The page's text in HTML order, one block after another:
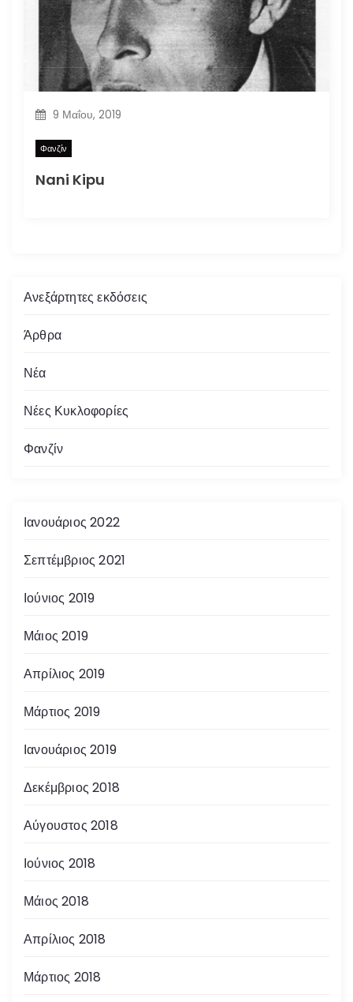
9 Μαΐου, 2019
Φανζίν
Nani Kipu
Ανεξάρτητες εκδόσεις
Άρθρα
Νέα
Νέες Κυκλοφορίες
Φανζίν
Ιανουάριος 2022
Σεπτέμβριος 2021
Ιούνιος 2019
Μάιος 2019
Απρίλιος 2019
Μάρτιος 2019
Ιανουάριος 2019
Δεκέμβριος 2018
Αύγουστος 2018
Ιούνιος 2018
Μάιος 2018
Απρίλιος 2018
Μάρτιος 2018